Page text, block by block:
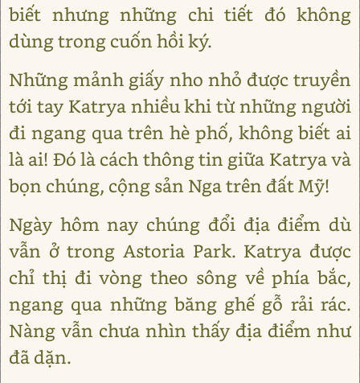
biết nhưng những chi tiết đó không
dùng trong cuốn hồi ký.
Những mảnh giấy nho nhỏ được truyền
tới tay Katrya nhiều khi từ những người
đi ngang qua trên hè phố, không biết ai
là ai! Đó là cách thông tin giữa Katrya và
bọn chúng, cộng sản Nga trên đất Mỹ!
Ngày hôm nay chúng đổi địa điểm dù
vẫn ở trong Astoria Park. Katrya được
chỉ thị đi vòng theo sông về phía bắc,
ngang qua những băng ghế gỗ rải rác.
Nàng vẫn chưa nhìn thấy địa điểm như
đã dặn.